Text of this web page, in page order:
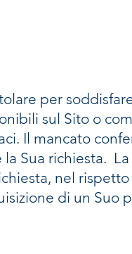
per
sul Sito o
Il mancato
Sua richiesta.
nel
di un Suo